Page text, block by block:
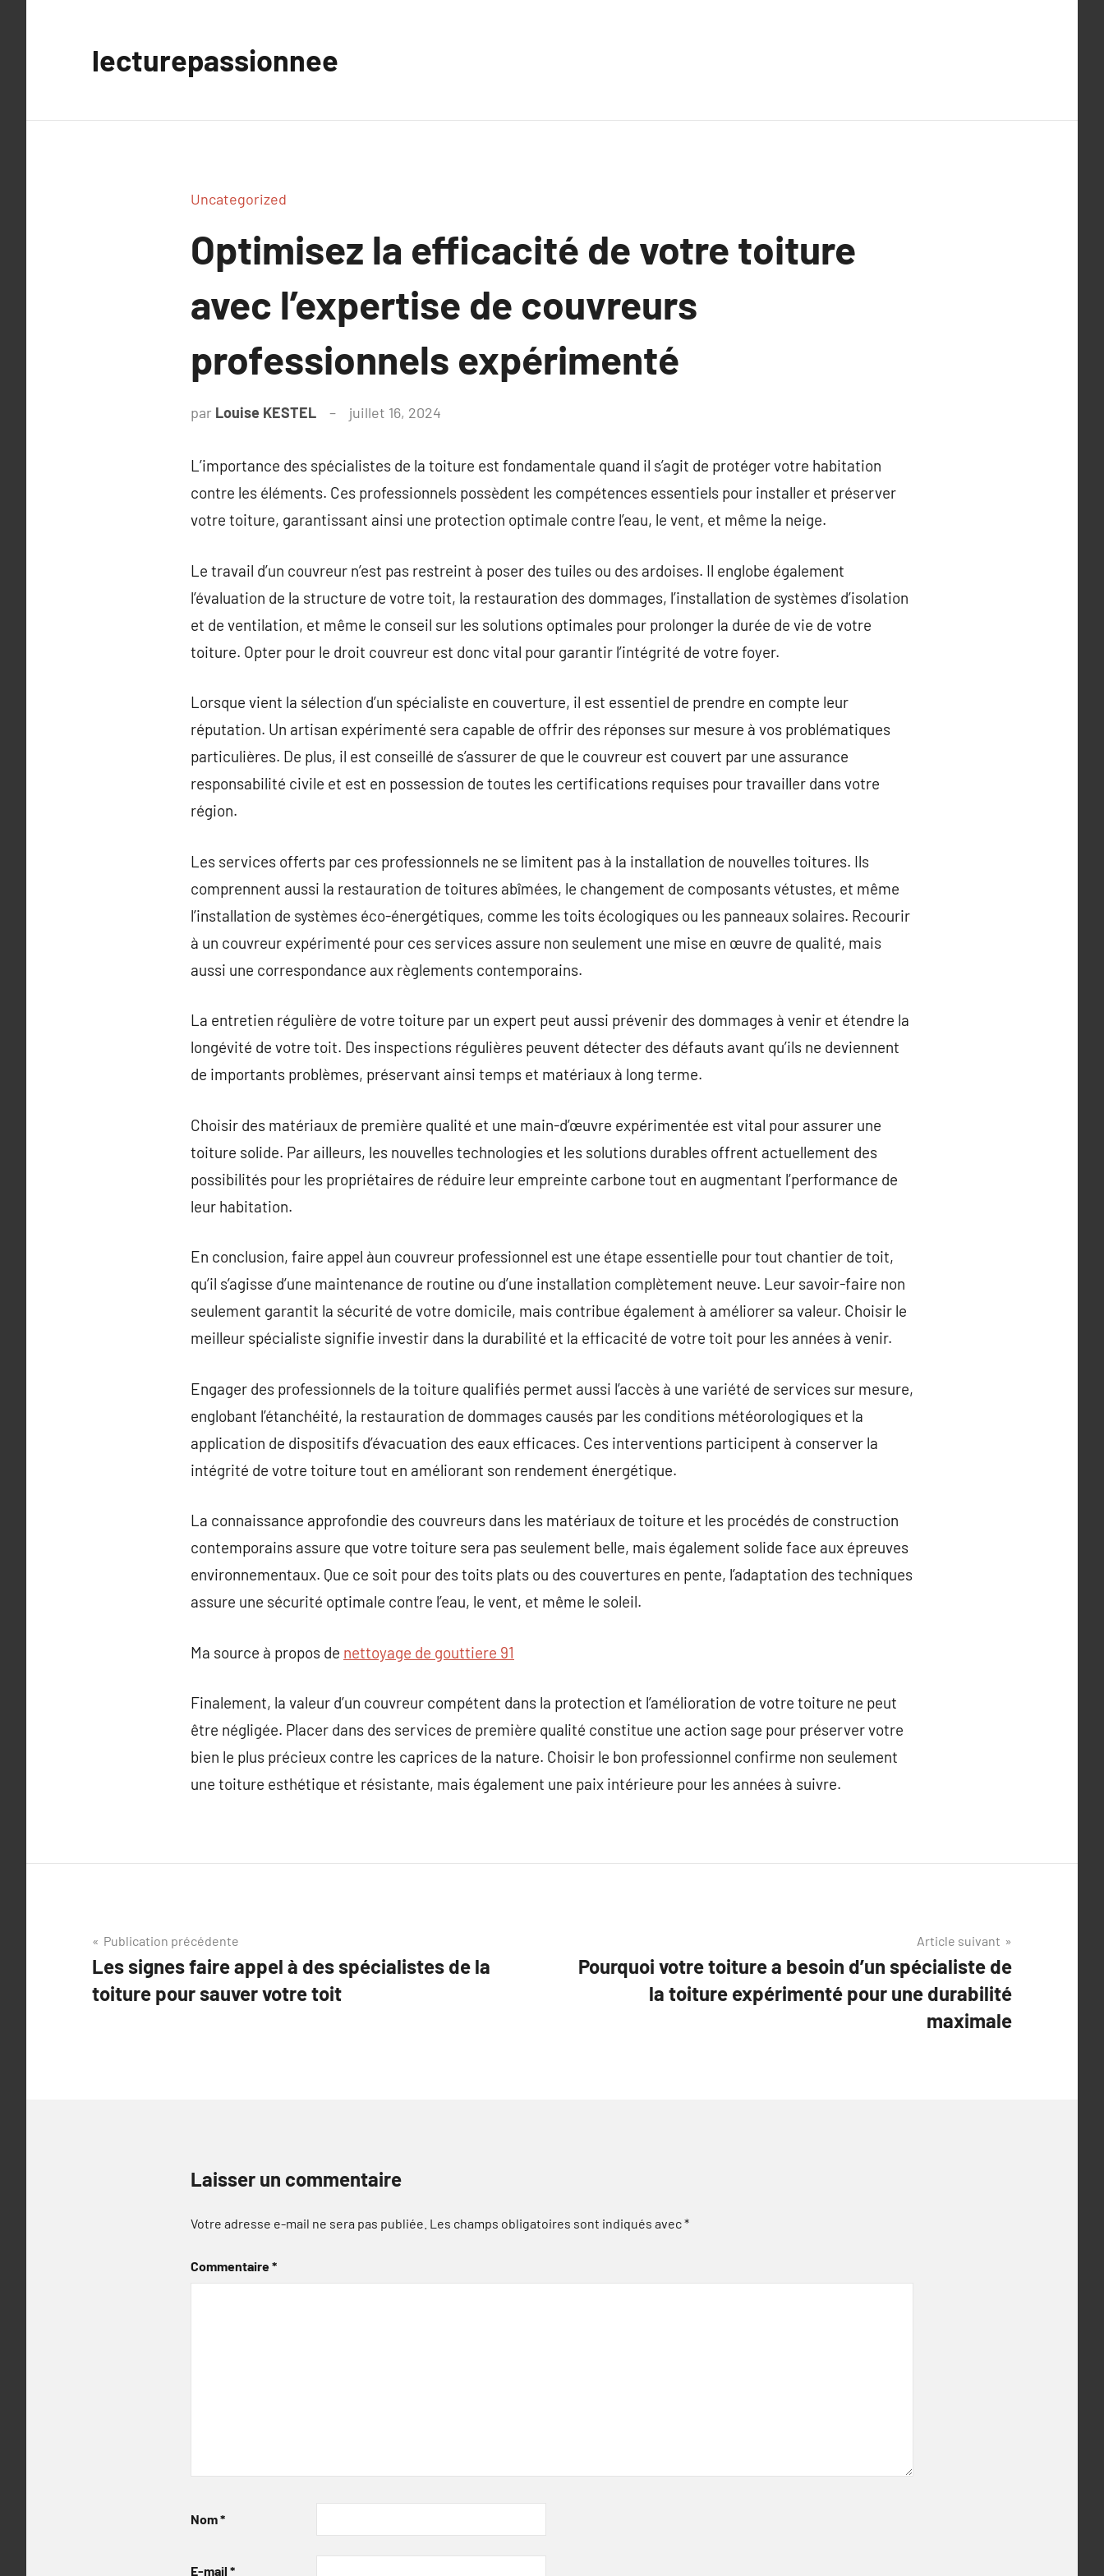
lecturepassionnee
Uncategorized
Optimisez la efficacité de votre toiture
avec l’expertise de couvreurs
professionnels expérimenté
par Louise KESTEL juillet 16, 2024
L’importance des spécialistes de la toiture est fondamentale quand il s’agit de protéger votre habitation
contre les éléments. Ces professionnels possèdent les compétences essentiels pour installer et préserver
votre toiture, garantissant ainsi une protection optimale contre l’eau, le vent, et même la neige.
Le travail d’un couvreur n’est pas restreint à poser des tuiles ou des ardoises. Il englobe également
l’évaluation de la structure de votre toit, la restauration des dommages, l’installation de systèmes d’isolation
et de ventilation, et même le conseil sur les solutions optimales pour prolonger la durée de vie de votre
toiture. Opter pour le droit couvreur est donc vital pour garantir l’intégrité de votre foyer.
Lorsque vient la sélection d’un spécialiste en couverture, il est essentiel de prendre en compte leur
réputation. Un artisan expérimenté sera capable de offrir des réponses sur mesure à vos problématiques
particulières. De plus, il est conseillé de s’assurer de que le couvreur est couvert par une assurance
responsabilité civile et est en possession de toutes les certifications requises pour travailler dans votre
région.
Les services offerts par ces professionnels ne se limitent pas à la installation de nouvelles toitures. Ils
comprennent aussi la restauration de toitures abîmées, le changement de composants vétustes, et même
l’installation de systèmes éco-énergétiques, comme les toits écologiques ou les panneaux solaires. Recourir
à un couvreur expérimenté pour ces services assure non seulement une mise en œuvre de qualité, mais
aussi une correspondance aux règlements contemporains.
La entretien régulière de votre toiture par un expert peut aussi prévenir des dommages à venir et étendre la
longévité de votre toit. Des inspections régulières peuvent détecter des défauts avant qu’ils ne deviennent
de importants problèmes, préservant ainsi temps et matériaux à long terme.
Choisir des matériaux de première qualité et une main-d’œuvre expérimentée est vital pour assurer une
toiture solide. Par ailleurs, les nouvelles technologies et les solutions durables offrent actuellement des
possibilités pour les propriétaires de réduire leur empreinte carbone tout en augmentant l’performance de
leur habitation.
En conclusion, faire appel àun couvreur professionnel est une étape essentielle pour tout chantier de toit,
qu’il s’agisse d’une maintenance de routine ou d’une installation complètement neuve. Leur savoir-faire non
seulement garantit la sécurité de votre domicile, mais contribue également à améliorer sa valeur. Choisir le
meilleur spécialiste signifie investir dans la durabilité et la efficacité de votre toit pour les années à venir.
Engager des professionnels de la toiture qualifiés permet aussi l’accès à une variété de services sur mesure,
englobant l’étanchéité, la restauration de dommages causés par les conditions météorologiques et la
application de dispositifs d’évacuation des eaux efficaces. Ces interventions participent à conserver la
intégrité de votre toiture tout en améliorant son rendement énergétique.
La connaissance approfondie des couvreurs dans les matériaux de toiture et les procédés de construction
contemporains assure que votre toiture sera pas seulement belle, mais également solide face aux épreuves
environnementaux. Que ce soit pour des toits plats ou des couvertures en pente, l’adaptation des techniques
assure une sécurité optimale contre l’eau, le vent, et même le soleil.
Ma source à propos de nettoyage de gouttiere 91
Finalement, la valeur d’un couvreur compétent dans la protection et l’amélioration de votre toiture ne peut
être négligée. Placer dans des services de première qualité constitue une action sage pour préserver votre
bien le plus précieux contre les caprices de la nature. Choisir le bon professionnel confirme non seulement
une toiture esthétique et résistante, mais également une paix intérieure pour les années à suivre.
Navigation
de
l’article
Publication précédente
Les signes faire appel à des spécialistes de la
toiture pour sauver votre toit
Article suivant
Pourquoi votre toiture a besoin d’un spécialiste de
la toiture expérimenté pour une durabilité
maximale
Laisser un commentaire
Votre adresse e-mail ne sera pas publiée. Les champs obligatoires sont indiqués avec*
Commentaire*
Nom*
E-mail *